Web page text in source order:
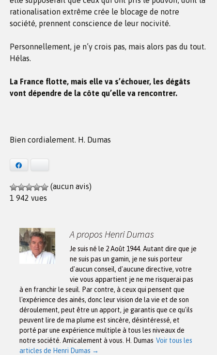
rationalisation extrême crée le blocage de notre
société, prennent conscience de leur nocivité.
Personnellement, je n’y crois pas, mais alors pas du tout.
Hélas.
La France flotte, mais elle va s’échouer, les dégâts
vont dépendre de la côte qu’elle va rencontrer.
Bien cordialement. H. Dumas
(aucun avis)
1 942 vues
A propos Henri Dumas
Je suis né le 2 Août 1944. Autant dire que je
ne suis pas un gamin, je ne suis porteur
d'aucun conseil, d'aucune directive, votre
vie vous appartient je ne me risquerai pas
à en franchir le seuil. Par contre, à ceux qui pensent que
l'expérience des ainés, donc leur vision de la vie et de son
déroulement, peut être un apport, je garantis que ce qu'ils
peuvent lire de ma plume est sincère, désintéressé, et
porté par une expérience multiple à tous les niveaux de
notre société. Amicalement à vous. H. Dumas Voir tous les
articles de Henri Dumas →